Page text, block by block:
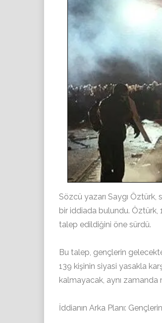
Sözcü yazarı Saygı
bir iddiada bulundu. Öztürk,
talep edildiğini öne sürdü.
Bu talep, gençlerin
139 kişinin siyasi yasakla
kalmayacak, aynı zamanda
İddianın Arka Planı: